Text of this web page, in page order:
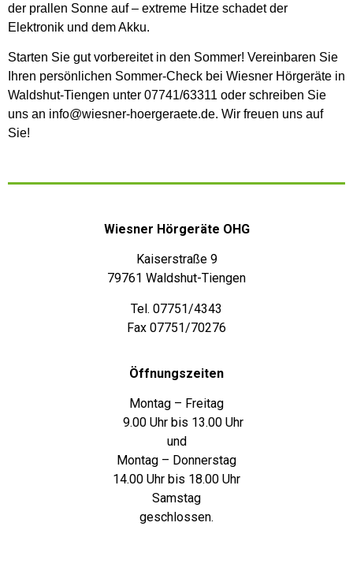
der prallen Sonne auf – extreme Hitze schadet der
Elektronik und dem Akku.
Starten Sie gut vorbereitet in den Sommer! Vereinbaren Sie
Ihren persönlichen Sommer-Check bei Wiesner Hörgeräte in
Waldshut-Tiengen unter 07741/63311 oder schreiben Sie
uns an info@wiesner-hoergeraete.de. Wir freuen uns auf
Sie!
Wiesner Hörgeräte OHG
Kaiserstraße 9
79761 Waldshut-Tiengen
Tel. 07751/4343
Fax 07751/70276
Öffnungszeiten
Montag – Freitag
9.00 Uhr bis 13.00 Uhr
und
Montag – Donnerstag
14.00 Uhr bis 18.00 Uhr
Samstag
geschlossen.